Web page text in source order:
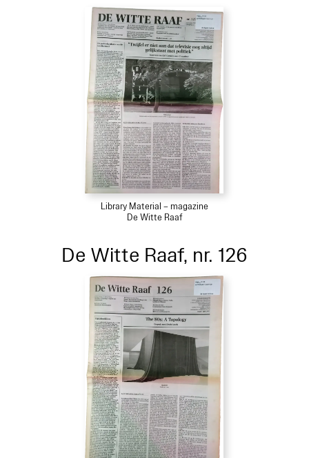
Library Material – magazine
De Witte Raaf
De Witte Raaf, nr. 126